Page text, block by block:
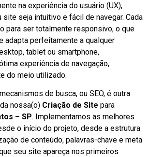
na experiência do usuário (UX),
site seja intuitivo e fácil de navegar. Cada
para ser totalmente responsivo, o que
adapta perfeitamente a qualquer
tablet ou smartphone,
experiência de navegação,
do meio utilizado.
de busca, ou SEO, é outra
nossa(o) Criação de Site para
– SP. Implementamos as melhores
o início do projeto, desde a estrutura
de conteúdo, palavras-chave e meta
seu site apareça nos primeiros